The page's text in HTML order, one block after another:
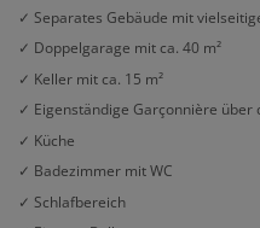
✓ Separates Gebäude mit
✓ Doppelgarage mit ca. 40 m²
✓ Keller mit ca. 15 m²
✓ Eigenständige Garçonnière über
✓ Küche
✓ Badezimmer mit WC
✓ Schlafbereich